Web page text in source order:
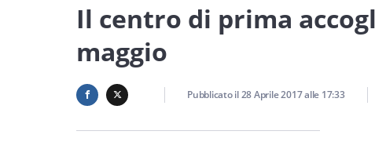
Il centro di prima
maggio
Pubblicato il28 Aprile 2017alle 17:33